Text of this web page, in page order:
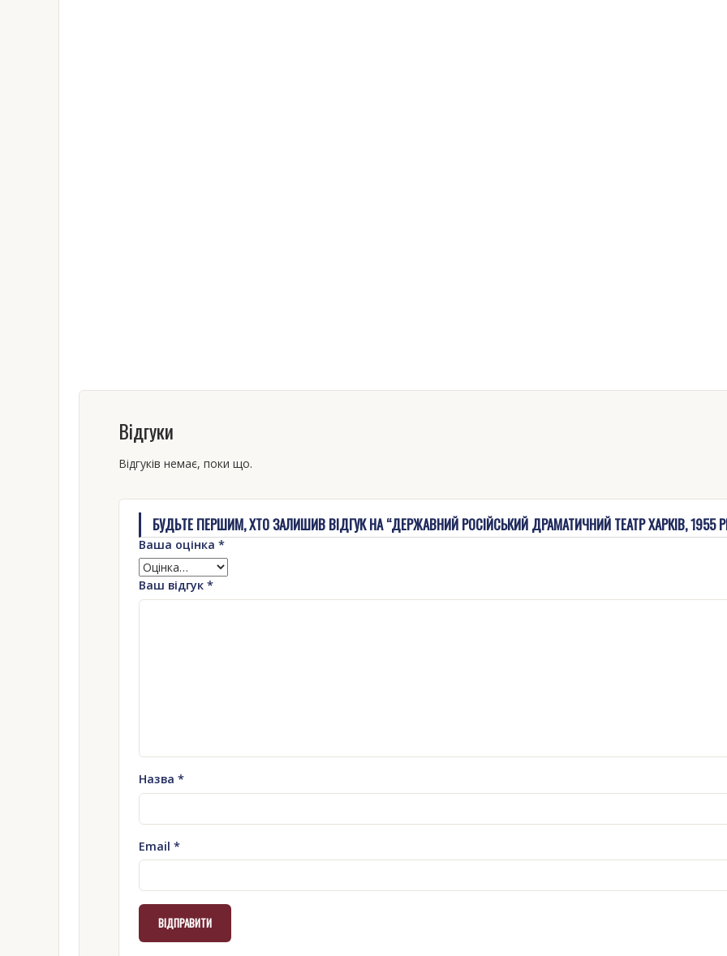
Відгуки
Відгуків немає, поки що.
БУДЬТЕ ПЕРШИМ, ХТО ЗАЛИШИВ ВІДГУК НА “ДЕРЖАВНИЙ РОСІЙСЬКИЙ ДРАМАТИЧНИЙ ТЕАТР ХАРКІВ, 1955
Ваша оцінка *
Ваш відгук *
Назва *
Email *